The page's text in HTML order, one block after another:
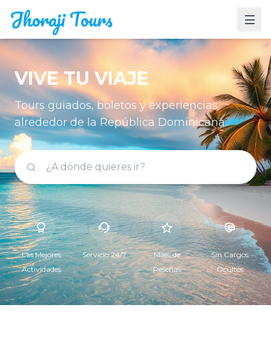
Jhoraji Tours
VIVE TU VIAJE
Tours guiados, boletos y experiencias
alrededor de la República Dominicana
Las Mejores
Actividades
Servicio 24/7
Miles de
Reseñas
Sin Cargos
Ocultos